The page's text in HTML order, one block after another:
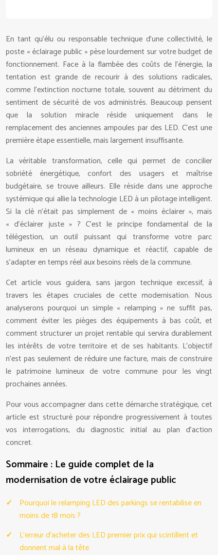
En tant qu’élu ou responsable technique d’une collectivité, le
poste « éclairage public » pèse lourdement sur votre budget de
fonctionnement. Face à la flambée des coûts de l’énergie, la
tentation est grande de recourir à des solutions radicales,
comme l’extinction nocturne totale, souvent au détriment du
sentiment de sécurité de vos administrés. Beaucoup pensent
que la solution miracle réside uniquement dans le
remplacement des anciennes ampoules par des LED. C’est une
première étape essentielle, mais largement insuffisante.
La véritable transformation, celle qui permet de concilier
sobriété énergétique, confort des usagers et maîtrise
budgétaire, se trouve ailleurs. Elle réside dans une approche
systémique qui allie la technologie LED à un pilotage intelligent.
Si la clé n’était pas simplement de « moins éclairer », mais
« d’éclairer juste » ? C’est le principe fondamental de la
télégestion, un outil puissant qui transforme votre parc
lumineux en un réseau dynamique et réactif, capable de
s’adapter en temps réel aux besoins réels de la commune.
Cet article vous guidera, sans jargon technique excessif, à
travers les étapes cruciales de cette modernisation. Nous
analyserons pourquoi un simple « relamping » ne suffit pas,
comment éviter les pièges des équipements à bas coût, et
comment structurer un projet rentable qui servira durablement
les intérêts de votre territoire et de ses habitants. L’objectif
n’est pas seulement de réduire une facture, mais de construire
le patrimoine lumineux de votre commune pour les vingt
prochaines années.
Pour vous accompagner dans cette démarche stratégique, cet
article est structuré pour répondre progressivement à toutes
vos interrogations, du diagnostic initial au plan d’action
concret.
Sommaire : Le guide complet de la
modernisation de votre éclairage public
Pourquoi le relamping LED des parkings se rentabilise en
moins de 18 mois ?
L’erreur d’acheter des LED premier prix qui scintillent et
donnent mal à la tête